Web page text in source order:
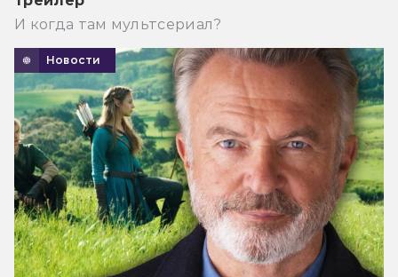
И когда там мультсериал?
Новости